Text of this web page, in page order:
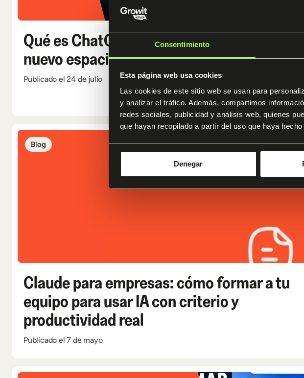
Consentimiento
Esta página web usa cookies
Las cookies de este sitio web se usan para
y analizar el tráfico. Además, compartimos
redes sociales, publicidad y análisis web, quienes
que hayan recopilado a partir del uso que haya
Denegar
Qué es ChatGPT Work: guía completa del
nuevo espacio de trabajo con IA de OpenAI
Publicado el 24 de julio
Blog
Claude para empresas: cómo formar a tu
equipo para usar IA con criterio y
productividad real
Publicado el 7 de mayo